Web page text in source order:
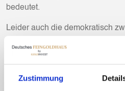
Zustimmung
bedeutet.
Leider auch die demokratisch
Medienaktivitäten sogleich zu
des neuen Umgangs mit Kritik.
Hausdurchsuchungen waren